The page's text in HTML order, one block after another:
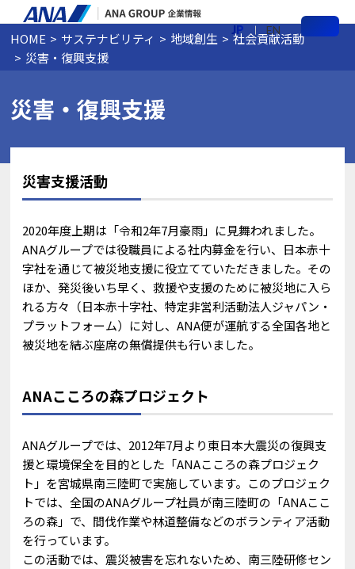
JP EN
メ
HOME サステナビリティ 地域創生
社会貢献活動
災害・復興支援
災害・復興支援
災害支援活動
2020年度上期は「令和2年7月豪雨」に見舞われました。
ANAグループでは役職員による社内募金を行い、日本赤十
字社を通じて被災地支援に役立てていただきました。その
ほか、発災後いち早く、救援や支援のために被災地に入ら
れる方々（日本赤十字社、特定非営利活動法人ジャパン・
プラットフォーム）に対し、ANA便が運航する全国各地と
被災地を結ぶ座席の無償提供も行いました。
ANAこころの森プロジェクト
ANAグループでは、2012年7月より東日本大震災の復興支
援と環境保全を目的とした「ANAこころの森プロジェク
ト」を宮城県南三陸町で実施しています。このプロジェク
トでは、全国のANAグループ社員が南三陸町の「ANAここ
ろの森」で、間伐作業や林道整備などのボランティア活動
を行っています。
この活動では、震災被害を忘れないため、南三陸研修セン